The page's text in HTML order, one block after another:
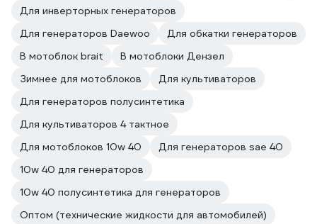
Для инверторных генераторов
Для генераторов Daewoo
Для обкатки генераторов
В мотоблок brait
В мотоблоки Дензел
Зимнее для мотоблоков
Для культиваторов
Для генераторов полусинтетика
Для культиваторов 4 тактное
Для мотоблоков 10w 40
Для генераторов sae 40
10w 40 для генераторов
10w 40 полусинтетика для генераторов
Оптом (технические жидкости для автомобилей)